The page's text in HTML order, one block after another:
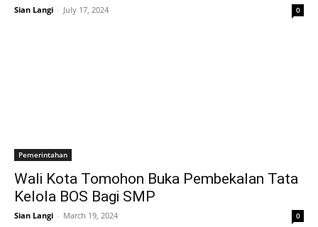
Sian Langi - July 17, 2024 0
Pemerintahan
Wali Kota Tomohon Buka Pembekalan Tata
Kelola BOS Bagi SMP
Sian Langi - March 19, 2024 0